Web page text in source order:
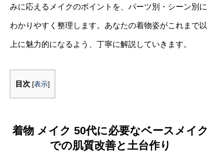
みに応えるメイクのポイントを、パーツ別・シーン別に
わかりやすく整理します。あなたの着物姿がこれまで以
上に魅力的になるよう、丁寧に解説していきます。
目次 [表示]
着物 メイク 50代に必要なベースメイク
での肌質改善と土台作り